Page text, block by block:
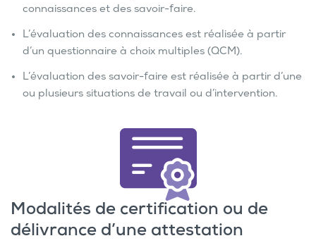
connaissances et des savoir-faire.
L’évaluation des connaissances est réalisée à partir
d’un questionnaire à choix multiples (QCM).
L’évaluation des savoir-faire est réalisée à partir d’une
ou plusieurs situations de travail ou d’intervention.
Modalités de certification ou de
délivrance d’une attestation